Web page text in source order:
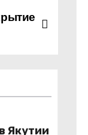
Якутии